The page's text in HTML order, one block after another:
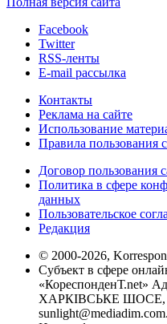
Facebook
Twitter
RSS-ленты
E-mail рассылка
Контакты
Реклама на сайте
Использование
Правила пользования
Договор пользования
Политика в сфере
данных
Пользовательское
Редакция
© 2000-2026,
Субъект в сфере
«КореспонденТ.net»
ХАРКІВСЬКЕ ШОСЕ,